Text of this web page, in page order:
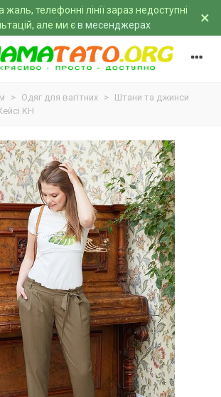
жаль, телефонні лінії зараз недоступні
але ми єв месенджерах ×
> Одяг для вагітних > Штани та джинси
KH